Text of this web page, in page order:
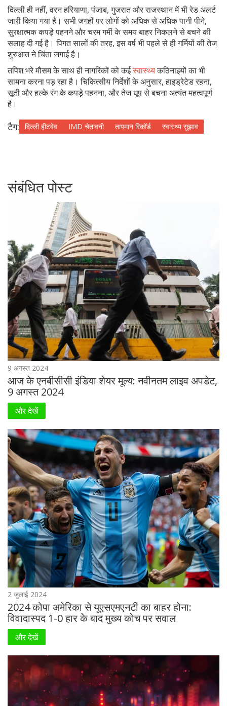
दिल्ली ही नहीं, वरन हरियाणा, पंजाब, गुजरात और राजस्थान में भी रेड अलर्ट
जारी किया गया है। सभी जगहों पर लोगों को अधिक से अधिक पानी पीने,
सुरक्षात्मक कपड़े पहनने और चरम गर्मी के समय बाहर निकलने से बचने की
सलाह दी गई है। पिगत सालों की तरह, इस वर्ष भी पहले से ही गर्मियों की तेज
शुरुआत ने चिंता जगाई है।
तपिश भरे मौसम के साथ ही नागरिकों को कईस्वास्थ्यकठिनाइयों का भी
सामना करना पड़ रहा है। चिकित्सीय निर्देशों के अनुसार, हाइड्रेटेड रहना,
सूती और हल्के रंग के कपड़े पहनना, और तेज धूप से बचना अत्यंत महत्वपूर्ण
है।
टैग: दिल्ली हीटवेव IMD चेतावनी तापमान रिकॉर्ड स्वास्थ्य सुझाव
संबंधित पोस्ट
9 अगस्त 2024
आज के एनबीसीसी इंडिया शेयर मूल्य: नवीनतम लाइव अपडेट,
9 अगस्त 2024
और देखें
2 जुलाई 2024
2024 कोपा अमेरिका से यूएसएमएनटी का बाहर होना:
विवादास्पद 1-0 हार के बाद मुख्य कोच पर सवाल
और देखें